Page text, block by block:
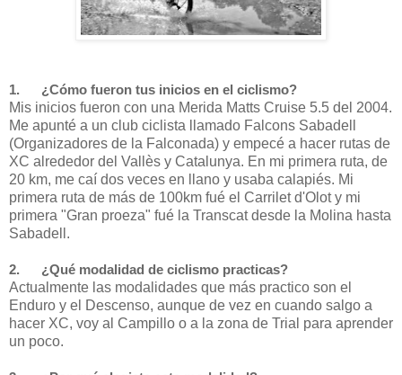
1. ¿Cómo fueron tus inicios en el ciclismo?
Mis inicios fueron con una Merida Matts Cruise 5.5 del 2004.
Me apunté a un club ciclista llamado Falcons Sabadell
(Organizadores de la Falconada) y empecé a hacer rutas de
XC alrededor del Vallès y Catalunya. En mi primera ruta, de
20 km, me caí dos veces en llano y usaba calapiés. Mi
primera ruta de más de 100km fué el Carrilet d'Olot y mi
primera "Gran proeza" fué la Transcat desde la Molina hasta
Sabadell.
2. ¿Qué modalidad de ciclismo practicas?
Actualmente las modalidades que más practico son el
Enduro y el Descenso, aunque de vez en cuando salgo a
hacer XC, voy al Campillo o a la zona de Trial para aprender
un poco.